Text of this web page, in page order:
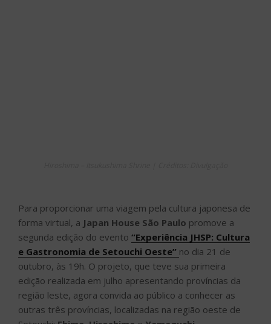
Para proporcionar uma viagem pela cultura japonesa de
forma virtual, a Japan House São Paulo promove a
segunda edição do evento “Experiência JHSP: Cultura
e Gastronomia de Setouchi Oeste” no dia 21 de
outubro, às 19h. O projeto, que teve sua primeira
edição realizada em julho apresentando províncias da
região leste, agora convida ao público a conhecer as
outras três províncias, localizadas na região oeste de